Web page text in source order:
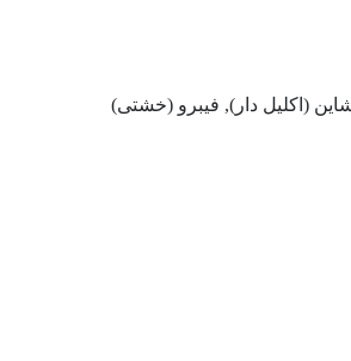
(اکلیل دار), فیبرو (خشتی)